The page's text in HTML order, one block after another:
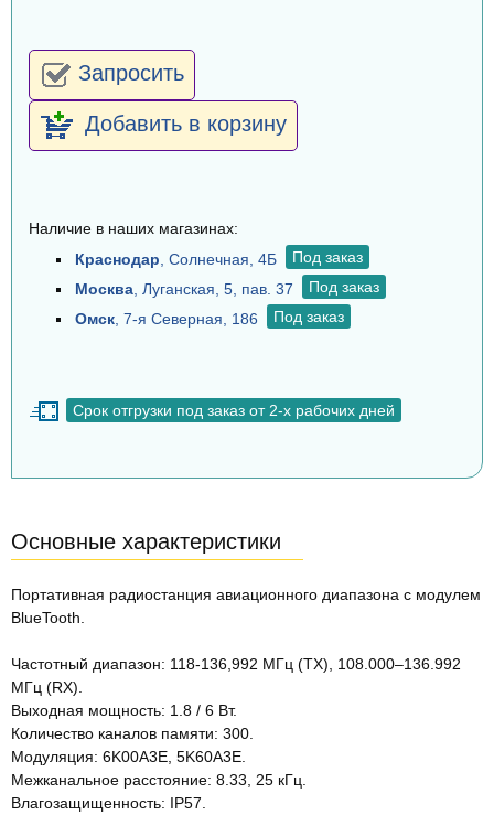
Запросить
Добавить в корзину
Наличие в наших магазинах:
Краснодар , Солнечная, 4Б
Под заказ
Москва , Луганская, 5, пав. 37
Под заказ
Омск , 7-я Северная, 186 Под заказ
Срок отгрузки под заказ от 2-х рабочих дней
Основные характеристики
Портативная радиостанция авиационного диапазона с модулем
BlueTooth.
Частотный диапазон: 118-136,992 МГц (TX), 108.000–136.992
МГц (RX).
Выходная мощность: 1.8 / 6 Вт.
Количество каналов памяти: 300.
Модуляция: 6K00A3E, 5K60A3E.
Межканальное расстояние: 8.33, 25 кГц.
Влагозащищенность: IP57.